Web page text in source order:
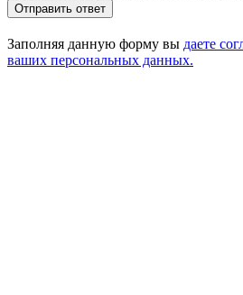
Отправить ответ
Заполняя данную форму вы даете
ваших персональных данных.